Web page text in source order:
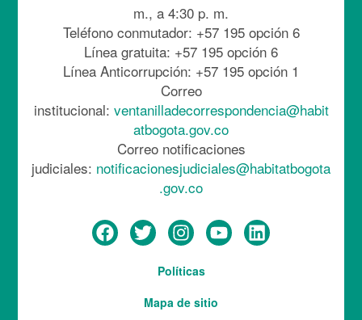
m., a 4:30 p. m.
Teléfono conmutador: +57 195 opción 6
Línea gratuita: +57 195 opción 6
Línea Anticorrupción: +57 195 opción 1
Correo
institucional: ventanilladecorrespondencia@habit
atbogota.gov.co
Correo notificaciones
judiciales: notificacionesjudiciales@habitatbogota
.gov.co
Políticas
Mapa de sitio